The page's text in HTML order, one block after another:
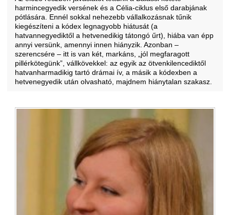
harmincegyedik versének és a Célia-ciklus első darabjának
pótlására. Ennél sokkal nehezebb vállalkozásnak tűnik
kiegészíteni a kódex legnagyobb hiátusát (a
hatvannegyediktől a hetvenedikig tátongó űrt), hiába van épp
annyi versünk , amennyi innen hiányzik. Azonban –
szerencsére – itt is van két, markáns, „jól megfaragott
pillérkötegünk”, vállkövekkel: az egyik az ötvenkilencediktől
hatvanharmadikig tartó drámai ív, a másik a kódexben a
hetvenegyedik után olvasható, majdnem hiánytalan szakasz.